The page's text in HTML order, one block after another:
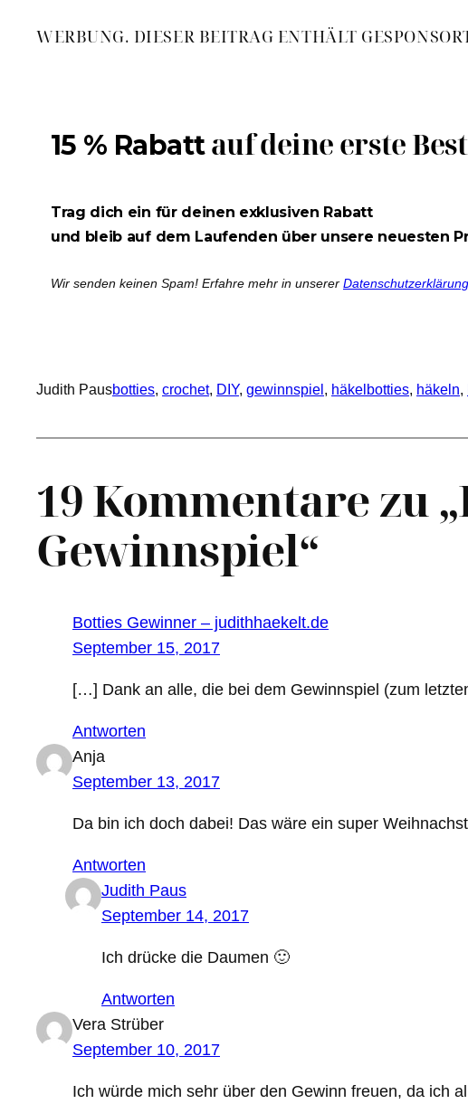
WERBUNG. DIESER BEITRAG ENTHÄLT
15 % Rabattauf deine erste
Trag dich ein für deinen exklusiven Rabatt
und bleib auf dem Laufenden über unsere neuesten
Wir senden keinen Spam! Erfahre mehr in unserer Datenschutzerklärung
Judith Pausbotties, crochet, DIY, gewinnspiel , häkelbotties, häkeln,
19 Kommentare zu
Gewinnspiel“
Botties Gewinner – judithhaekelt.de
September 15, 2017
[…] Dank an alle, die bei dem Gewinnspiel (zum
Antworten
Anja
September 13, 2017
Da bin ich doch dabei! Das wäre ein super
Antworten
Judith Paus
September 14, 2017
Ich drücke die Daumen 🙂
Antworten
Vera Strüber
September 10, 2017
Ich würde mich sehr über den Gewinn freuen, da ich